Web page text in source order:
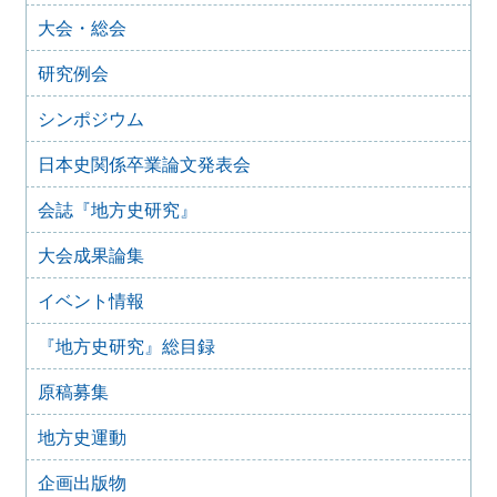
2025年12月のイベント
2025年10月31日
2025年11月のイベント（更新しました）
2025年9月20日
2025年10月のイベント(更新しました)
2025年8月のイベント
2025年7月27日
2025年7月のイベント(更新しました)
2025年6月2日
2025年6月のイベント
2025年4月26日
2025年5月のイベント
2025年4月25日
2025年4月のイベント(更新しました)
2025年3月1日
2025年3月のイベント
2025年2月のイベント
大会・総会
研究例会
シンポジウム
日本史関係卒業論文発表会
会誌『地方史研究』
大会成果論集
イベント情報
『地方史研究』総目録
原稿募集
地方史運動
企画出版物